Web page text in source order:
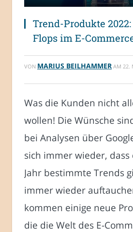
Trend-Produkte
Flops im E-
VON MARIUS BEILHAMMER AM 22.
Was die Kunden nicht
wollen! Die Wünsche
bei Analysen über
sich immer wieder, dass
Jahr bestimmte Trends
immer wieder
kommen einige neue
die die Welt des E-